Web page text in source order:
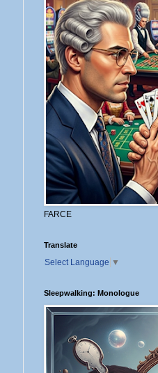
FARCE
Translate
Select Language ▼
Sleepwalking: Monologue